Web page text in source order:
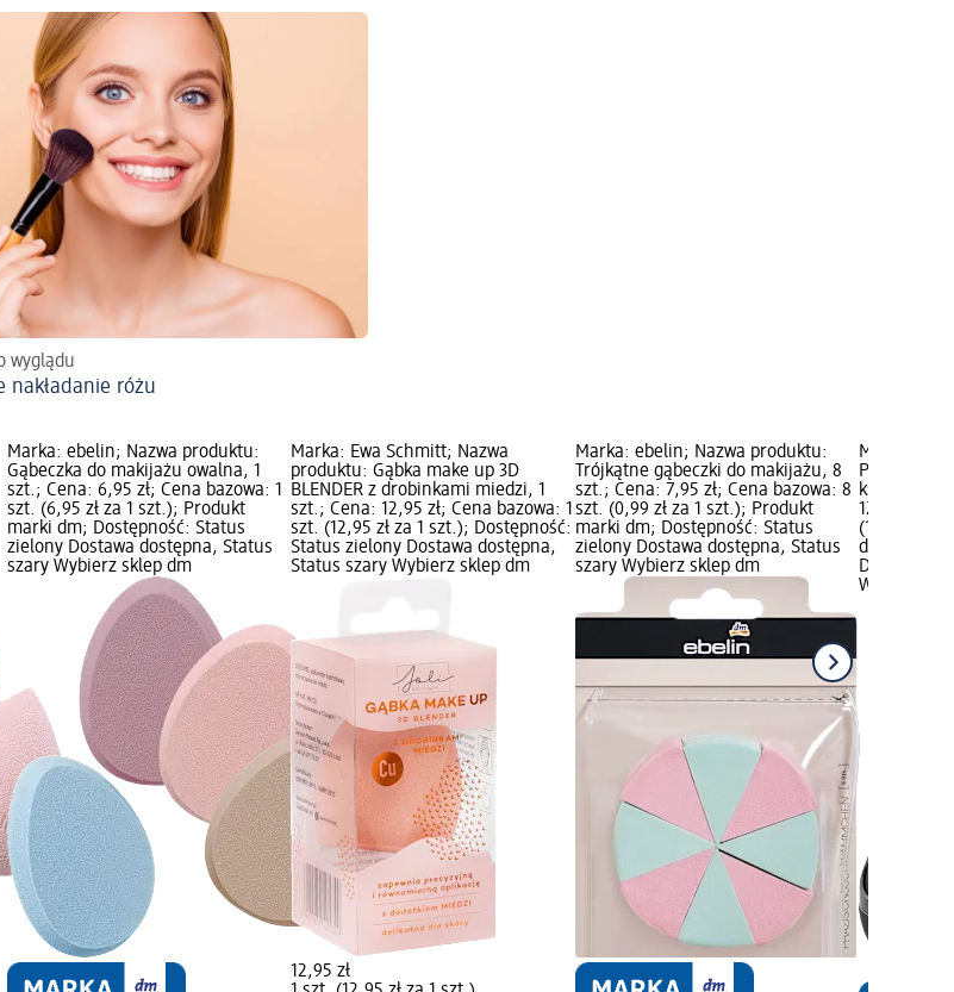
wyglądu
nakładanie różu
Marka: ebelin; Nazwa produktu:
Gąbeczka do makijażu owalna, 1
szt.; Cena: 6,95 zł; Cena bazowa: 1
szt. (6,95 zł za 1 szt.); Produkt
marki dm; Dostępność: Status
zielony Dostawa dostępna, Status
szary Wybierz sklep dm
Marka: Ewa Schmitt; Nazwa
produktu: Gąbka make up 3D
BLENDER z drobinkami miedzi, 1
szt.; Cena: 12,95 zł; Cena bazowa: 1
szt. (12,95 zł za 1 szt.); Dostępność:
Status zielony Dostawa dostępna,
Status szary Wybierz sklep dm
12,95 zł
Marka: ebelin; Nazwa produktu:
Trójkątne gąbeczki do makijażu, 8
szt.; Cena: 7,95 zł; Cena bazowa: 8
szt. (0,99 zł za 1 szt.); Produkt
marki dm; Dostępność: Status
zielony Dostawa dostępna, Status
szary Wybierz sklep dm
Marka:
Pojemnik
kształcie
12,95 zł;
(12,95 zł
dm;
Dostawa
Wybierz